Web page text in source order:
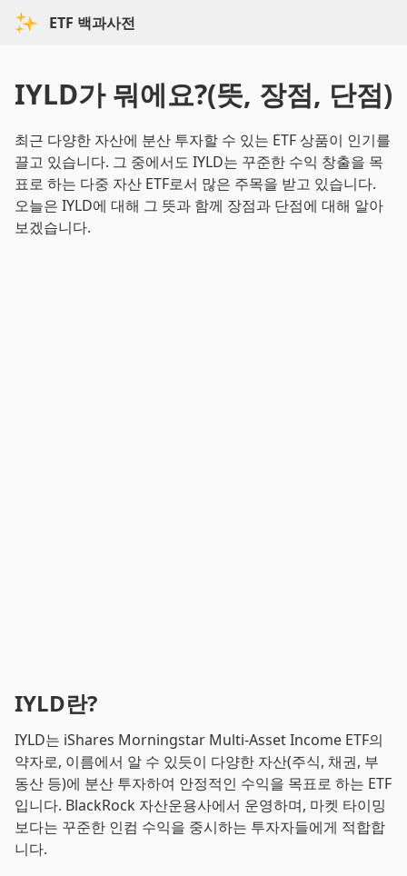
ETF 백과사전
IYLD가 뭐에요?(뜻, 장점, 단점)
최근 다양한 자산에 분산 투자할 수 있는 ETF 상품이 인기를
끌고 있습니다. 그 중에서도 IYLD는 꾸준한 수익 창출을 목
표로 하는 다중 자산 ETF로서 많은 주목을 받고 있습니다.
오늘은 IYLD에 대해 그 뜻과 함께 장점과 단점에 대해 알아
보겠습니다.
IYLD란?
IYLD는 iShares Morningstar Multi-Asset Income ETF의
약자로, 이름에서 알 수 있듯이 다양한 자산(주식, 채권, 부
동산 등)에 분산 투자하여 안정적인 수익을 목표로 하는 ETF
입니다. BlackRock 자산운용사에서 운영하며, 마켓 타이밍
보다는 꾸준한 인컴 수익을 중시하는 투자자들에게 적합합
니다.